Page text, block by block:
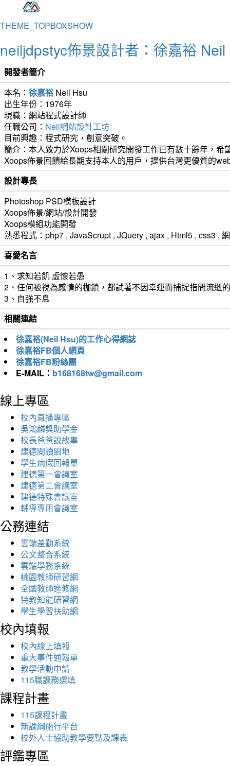
THEME_TOPBOXSHOW
neiljdpstyc佈景設計者：徐嘉裕
開發者簡介
本名： 徐嘉裕 Neil Hsu
出生年份：1976年
現職：網站程式設計師
任職公司： Neil網站設計工坊
目前興趣：程式研究，創意突破。
簡介：本人致力於Xoops相關研究開發工作已有數十餘年，
Xoops佈景回饋給長期支持本人的用戶，提供台灣更優質的
設計專長
Photoshop PSD模板設計
Xoops佈景/網站/設計開發
Xoops模組功能開發
熟悉程式：php7 , JavaScrupt , JQuery , ajax , Html5 , css3 ,
喜愛名言
1、求知若飢 虛懷若愚
2、任何被視為感情的枷鎖，都試著不因幸運而捕捉指間流逝
3、自強不息
相關連結
徐嘉裕(Neil Hsu)的工作心得網誌
徐嘉裕FB個人網頁
徐嘉裕FB粉絲團
E-MAIL： b168168tw@gmail.com
線上專區
校內直播專區
吳鴻麟獎助學金
校長爸爸說故事
建德閱讀園地
學生病假回報單
建德第一會議室
建德第二會議室
建德特殊會議室
輔導專用會議室
公務連結
雲端差勤系統
公文整合系統
雲端學務系統
桃園教師研習網
全國教師進修網
特教知能研習網
學生學習扶助網
校內填報
校內線上填報
重大事件通報單
教學活動申請
115職課務選填
課程計畫
115課程計畫
新課綱施行平台
校外人士協助教學要點及課表
評鑑專區